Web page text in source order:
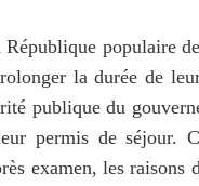
populaire
la durée de
publique du
permis de séjour.
examen, les